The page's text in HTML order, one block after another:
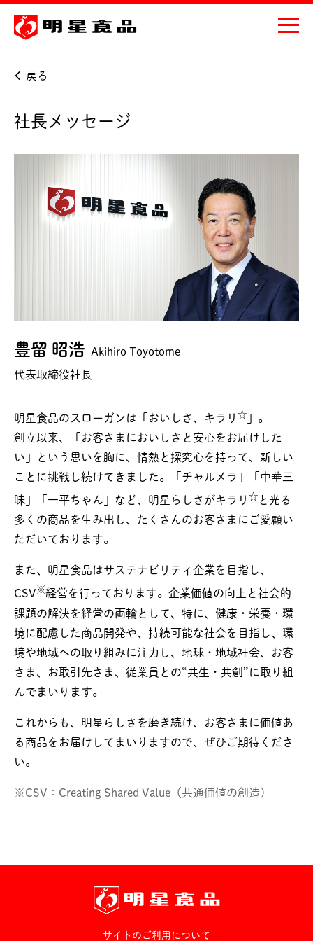
戻る
社長メッセージ
豊留 昭浩 Akihiro Toyotome
代表取締役社長
明星食品のスローガンは「おいしさ、キラリ ☆ 」。
創立以来、「お客さまにおいしさと安心をお届けした
い」という思いを胸に、情熱と探究心を持って、新しい
ことに挑戦し続けてきました。「チャルメラ」「中華三
昧」「一平ちゃん」など、明星らしさがキラリ ☆ と光る
多くの商品を生み出し、たくさんのお客さまにご愛顧い
ただいております。
また、明星食品はサステナビリティ企業を目指し、
CSV ※経営を行っております。企業価値の向上と社会的
課題の解決を経営の両輪として、特に、健康・栄養・環
境に配慮した商品開発や、持続可能な社会を目指し、環
境や地域への取り組みに注力し、地球・地域社会、お客
さま、お取引先さま、従業員との“共生・共創”に取り組
んでまいります。
これからも、明星らしさを磨き続け、お客さまに価値あ
る商品をお届けしてまいりますので、ぜひご期待くださ
い。
※CSV：Creating Shared Value（共通価値の創造）
サイトのご利用について